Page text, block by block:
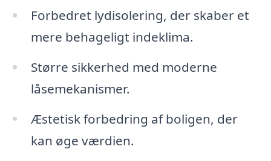
Forbedret lydisolering, der skaber et
mere behageligt indeklima.
Større sikkerhed med moderne
låsemekanismer.
Æstetisk forbedring af boligen, der
kan øge værdien.